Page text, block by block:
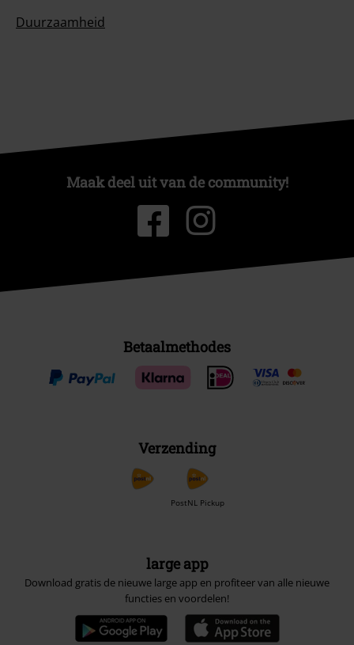
Duurzaamheid
Maak deel uit van de community!
Betaalmethodes
Verzending
PostNL Pickup
large app
Download gratis de nieuwe large app en profiteer van alle nieuwe
functies en voordelen!